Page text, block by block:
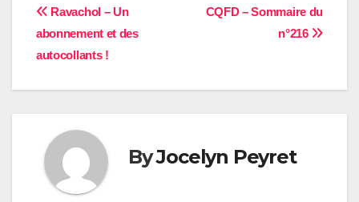
Navigation
de
l’article
CQFD – Sommaire du
n°216
Ravachol – Un
abonnement et des
autocollants !
ByJocelyn Peyret